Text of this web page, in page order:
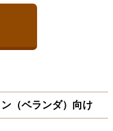
（ベランダ）向け